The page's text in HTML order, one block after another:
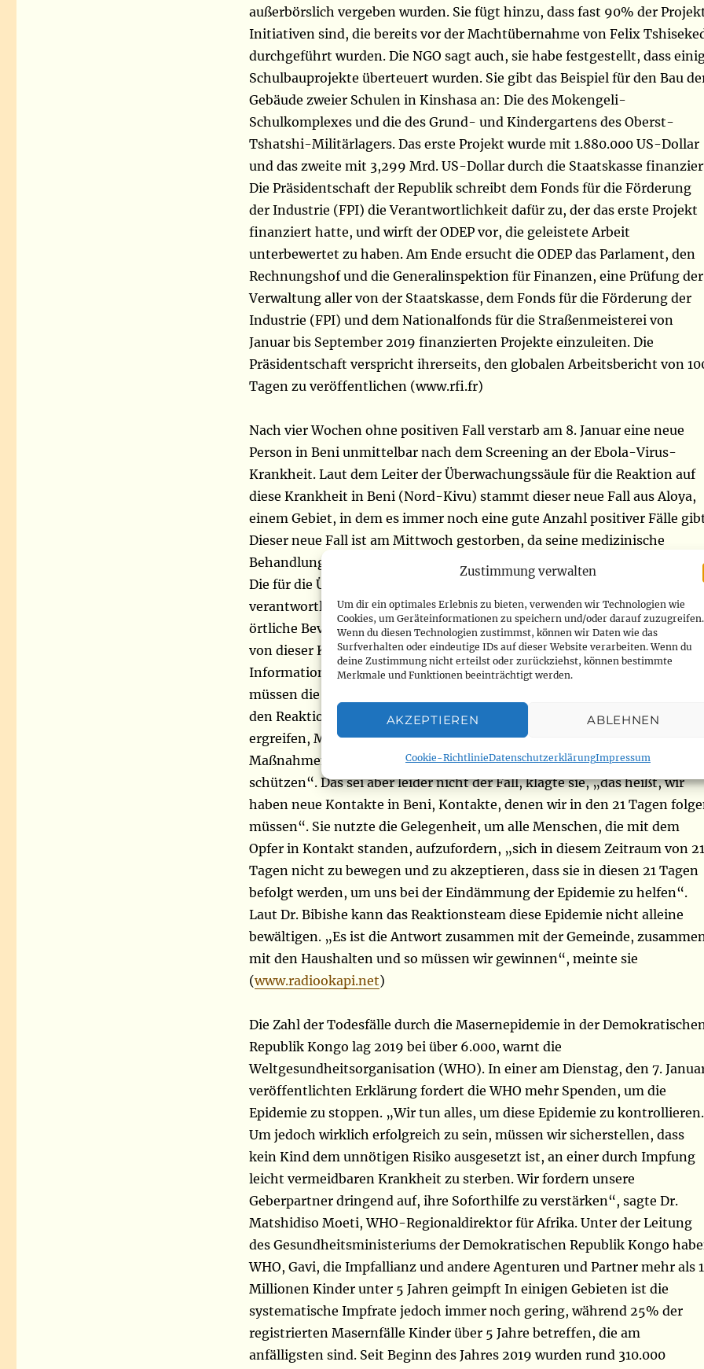
Zustimmung verwalten
Um dir ein optimales Erlebnis zu bieten, verwenden wir Technologien wie
Cookies, um Geräteinformationen zu speichern und/oder darauf zuzugreifen.
Wenn du diesen Technologien zustimmst, können wir Daten wie das
Surfverhalten oder eindeutige IDs auf dieser Website verarbeiten. Wenn du
deine Zustimmung nicht erteilst oder zurückziehst, können bestimmte
Merkmale und Funktionen beeinträchtigt werden.
AKZEPTIEREN ABLEHNEN
Cookie-RichtlinieDatenschutzerklärungImpressum
außerbörslich vergeben wurden. Sie fügt hinzu, dass fast 90% der
Initiativen sind, die bereits vor der Machtübernahme von Felix
durchgeführt wurden. Die NGO sagt auch, sie habe festgestellt, dass
Schulbauprojekte überteuert wurden. Sie gibt das Beispiel für den Bau
Gebäude zweier Schulen in Kinshasa an: Die des Mokengeli-
Schulkomplexes und die des Grund- und Kindergartens des Oberst-
Tshatshi-Militärlagers. Das erste Projekt wurde mit 1.880.000 US-Dollar
und das zweite mit 3,299 Mrd. US-Dollar durch die Staatskasse
Die Präsidentschaft der Republik schreibt dem Fonds für die Förderung
der Industrie (FPI) die Verantwortlichkeit dafür zu, der das erste Projekt
finanziert hatte, und wirft der ODEP vor, die geleistete Arbeit
unterbewertet zu haben. Am Ende ersucht die ODEP das Parlament, den
Rechnungshof und die Generalinspektion für Finanzen, eine Prüfung der
Verwaltung aller von der Staatskasse, dem Fonds für die Förderung der
Industrie (FPI) und dem Nationalfonds für die Straßenmeisterei von
Januar bis September 2019 finanzierten Projekte einzuleiten. Die
Präsidentschaft verspricht ihrerseits, den globalen Arbeitsbericht von
Tagen zu veröffentlichen (www.rfi.fr)
Nach vier Wochen ohne positiven Fall verstarb am 8. Januar eine neue
Person in Beni unmittelbar nach dem Screening an der Ebola-Virus-
Krankheit. Laut dem Leiter der Überwachungssäule für die Reaktion auf
diese Krankheit in Beni (Nord-Kivu) stammt dieser neue Fall aus Aloya,
einem Gebiet, in dem es immer noch eine gute Anzahl positiver Fälle
Dieser neue Fall ist am Mittwoch gestorben, da seine medizinische
Behandlung zu spät erfolgte. Er war nicht rechtzeitig identifiziert
Die für die Überwachung der Reaktion auf diese Krankheit in Beni
verantwortliche Ärztin, Doktor Bibishe, nutzte die Gelegenheit, um die
örtliche Bevölkerung aufzufordern, alle Besucher aus Gebieten, die noch
von dieser Krankheit bedroht sind, zu informieren und reale
Informationen an die Reaktionsteams rechtzeitig mitzuteilen: „Wir
müssen die Informationen und die richtigen Informationen teilen, um
den Reaktionsteams dabei zu helfen, die geeigneten Maßnahmen zu
ergreifen, Maßnahmen, die auf den Schutz der Gemeinschaft abzielen,
Maßnahmen, die darauf abzielen, unsere null Fälle-Situation zu
schützen“. Das sei aber leider nicht der Fall, klagte sie, „das heißt, wir
haben neue Kontakte in Beni, Kontakte, denen wir in den 21 Tagen
müssen“. Sie nutzte die Gelegenheit, um alle Menschen, die mit dem
Opfer in Kontakt standen, aufzufordern, „sich in diesem Zeitraum von 21
Tagen nicht zu bewegen und zu akzeptieren, dass sie in diesen 21 Tagen
befolgt werden, um uns bei der Eindämmung der Epidemie zu helfen“.
Laut Dr. Bibishe kann das Reaktionsteam diese Epidemie nicht alleine
bewältigen. „Es ist die Antwort zusammen mit der Gemeinde,
mit den Haushalten und so müssen wir gewinnen“, meinte sie
(www.radiookapi.net)
Die Zahl der Todesfälle durch die Masernepidemie in der
Republik Kongo lag 2019 bei über 6.000, warnt die
Weltgesundheitsorganisation (WHO). In einer am Dienstag, den 7.
veröffentlichten Erklärung fordert die WHO mehr Spenden, um die
Epidemie zu stoppen. „Wir tun alles, um diese Epidemie zu kontrollieren.
Um jedoch wirklich erfolgreich zu sein, müssen wir sicherstellen, dass
kein Kind dem unnötigen Risiko ausgesetzt ist, an einer durch Impfung
leicht vermeidbaren Krankheit zu sterben. Wir fordern unsere
Geberpartner dringend auf, ihre Soforthilfe zu verstärken“, sagte Dr.
Matshidiso Moeti, WHO-Regionaldirektor für Afrika. Unter der Leitung
des Gesundheitsministeriums der Demokratischen Republik Kongo
WHO, Gavi, die Impfallianz und andere Agenturen und Partner mehr als
Millionen Kinder unter 5 Jahren geimpft In einigen Gebieten ist die
systematische Impfrate jedoch immer noch gering, während 25% der
registrierten Masernfälle Kinder über 5 Jahre betreffen, die am
anfälligsten sind. Seit Beginn des Jahres 2019 wurden rund 310.000